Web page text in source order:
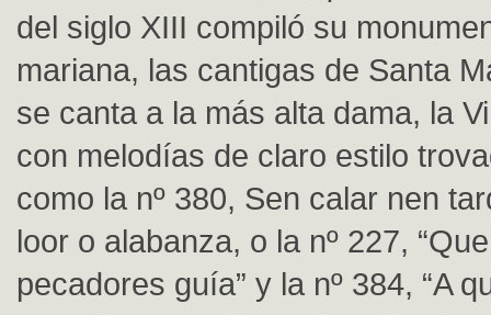
del siglo XIII compiló su
mariana, las cantigas de Santa
se canta a la más alta dama, la
con melodías de claro estilo
como la nº 380, Sen calar nen
loor o alabanza, o la nº 227,
pecadores guía” y la nº 384, “A